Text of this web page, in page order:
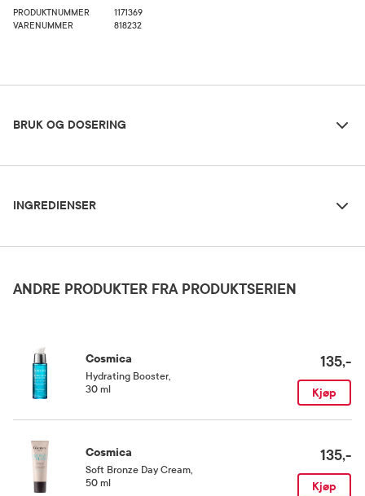
PRODUKTNUMMER
1171369
VARENUMMER
818232
BRUK OG DOSERING
Påføres morgen og kveld før dag- og nattkremen din. Kan
Rom (15-25 grader)
INGREDIENSER
Sodium Citrate, Sodium Hydroxide, Caprylyl Glycol, Ethylhexylglycerin, N-
ANDRE PRODUKTER FRA PRODUKTSERIEN
Cosmica
Hydrating Booster
30 ml
135,-
Kjøp
Cosmica
Soft Bronze Day Cream
50 ml
135,-
Kjøp